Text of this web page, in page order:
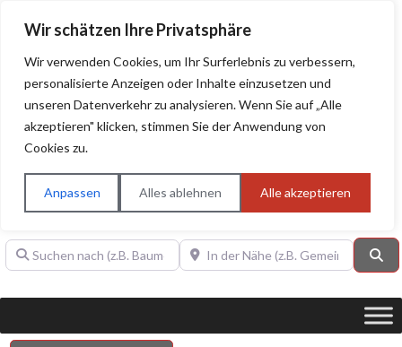
Wir schätzen Ihre Privatsphäre
Wir verwenden Cookies, um Ihr Surferlebnis zu verbessern,
personalisierte Anzeigen oder Inhalte einzusetzen und
unseren Datenverkehr zu analysieren. Wenn Sie auf „Alle
akzeptieren" klicken, stimmen Sie der Anwendung von
Cookies zu.
Anpassen Alles ablehnen Alle akzeptieren
BAUHERRENHILFE.orgQualitätssiegel!
Sie finden hier nur Qualitätsbetriebe, die mit dem DIAMANT,
PLATIN, GOLD, SILBER, ANWÄRTER "Bauherrenhilfe.org-
Qualitätssiegel" ausgezeichnet sind.
Suchen nach (z.B. Baumeister oder Dachdecker)In der Nähe (z.B. Gemeinde Baden)